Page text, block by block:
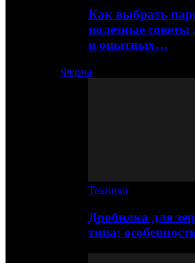
Как выбрать
полезные
и опытных…
Ферма
Техника
Дробилка для
типа: